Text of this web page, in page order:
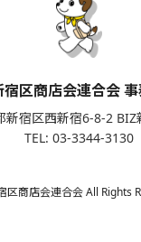
宿区商店会連合会
新宿区西新宿6-8-2 BIZ
TEL: 03-3344-3130
区商店会連合会 All Rights